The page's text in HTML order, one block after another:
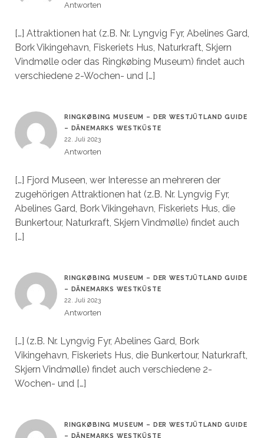
Antworten
[…] Attraktionen hat (z.B. Nr. Lyngvig Fyr, Abelines Gard,
Bork Vikingehavn, Fiskeriets Hus, Naturkraft, Skjern
Vindmølle oder das Ringkøbing Museum) findet auch
verschiedene 2-Wochen- und […]
RINGKØBING MUSEUM – DER WESTJÜTLAND GUIDE
– DÄNEMARKS WESTKÜSTE
22. Juli 2023
Antworten
[…] Fjord Museen, wer Interesse an mehreren der
zugehörigen Attraktionen hat (z.B. Nr. Lyngvig Fyr,
Abelines Gard, Bork Vikingehavn, Fiskeriets Hus, die
Bunkertour, Naturkraft, Skjern Vindmølle) findet auch
[…]
RINGKØBING MUSEUM – DER WESTJÜTLAND GUIDE
– DÄNEMARKS WESTKÜSTE
22. Juli 2023
Antworten
[…] (z.B. Nr. Lyngvig Fyr, Abelines Gard, Bork
Vikingehavn, Fiskeriets Hus, die Bunkertour, Naturkraft,
Skjern Vindmølle) findet auch verschiedene 2-
Wochen- und […]
RINGKØBING MUSEUM – DER WESTJÜTLAND GUIDE
– DÄNEMARKS WESTKÜSTE